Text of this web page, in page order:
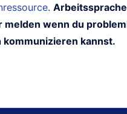
.
melden wenn du
kommunizieren kannst.